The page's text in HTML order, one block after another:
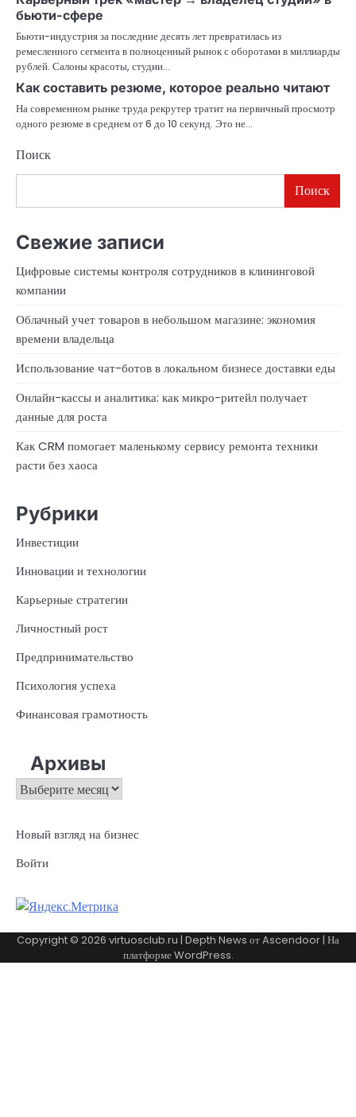
бьюти-сфере
Бьюти-индустрия за последние десять лет превратилась из
ремесленного сегмента в полноценный рынок с оборотами в миллиарды
рублей. Салоны красоты, студии…
Как составить резюме, которое реально читают
На современном рынке труда рекрутер тратит на первичный просмотр
одного резюме в среднем от 6 до 10 секунд. Это не…
Поиск
Поиск
Свежие записи
Цифровые системы контроля сотрудников в клининговой
компании
Облачный учет товаров в небольшом магазине: экономия
времени владельца
Использование чат-ботов в локальном бизнесе доставки еды
Онлайн-кассы и аналитика: как микро-ритейл получает
данные для роста
Как CRM помогает маленькому сервису ремонта техники
расти без хаоса
Рубрики
Инвестиции
Инновации и технологии
Карьерные стратегии
Личностный рост
Предпринимательство
Психология успеха
Финансовая грамотность
Архивы
Архивы
Новый взгляд на бизнес
Войти
Copyright © 2026 virtuosclub.ru | Depth News отAscendoor| На
платформеWordPress.